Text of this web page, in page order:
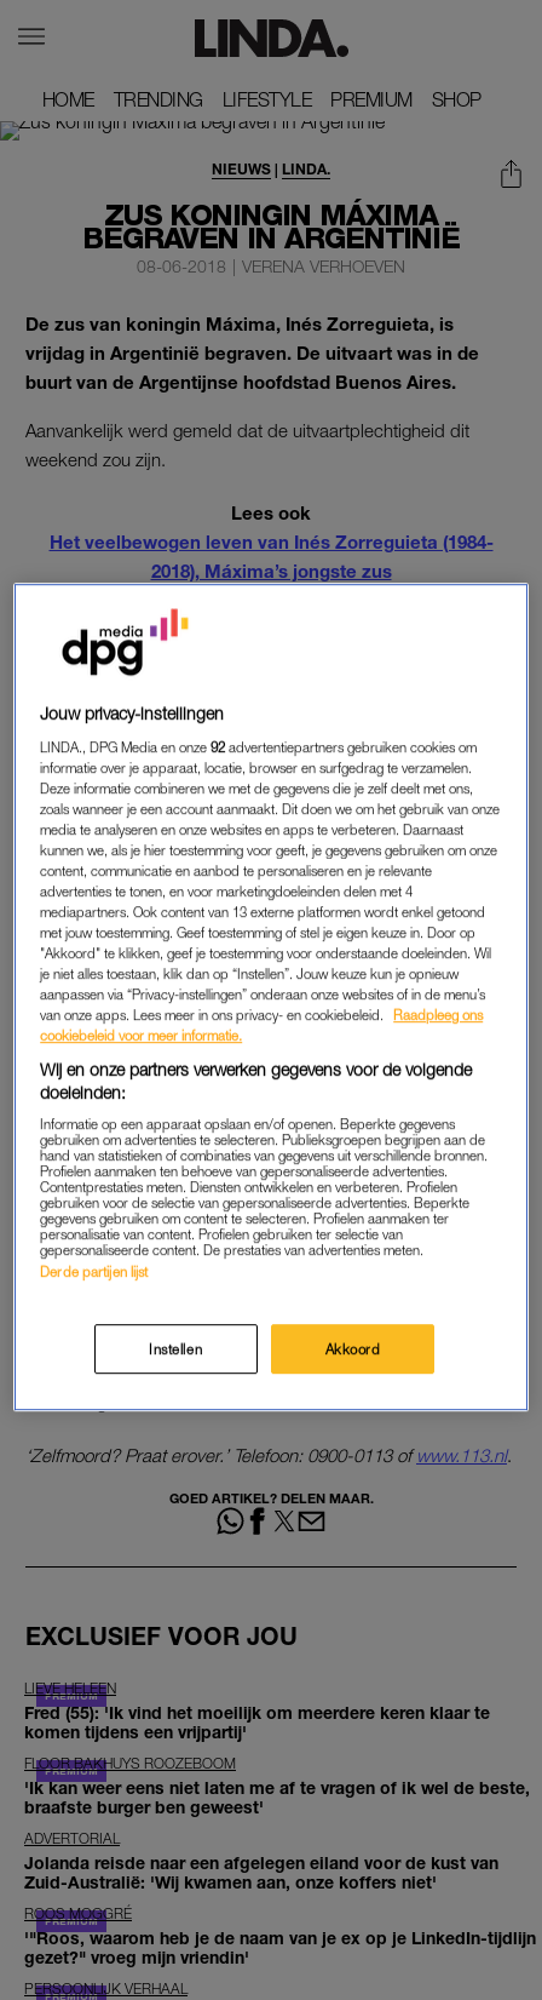
HOME
HOME TRENDING
TRENDING LIFESTYLE
LIFESTYLE PREMIUM
PREMIUM SHOP
SHOP
ZUS KONINGIN MÁXIMA
BEGRAVEN IN ARGENTINIË
NIEUWS | LINDA.
08-06-2018 | VERENA VERHOEVEN
De zus van koningin Máxima, Inés Zorreguieta, is
vrijdag in Argentinië begraven. De uitvaart was in de
buurt van de Argentijnse hoofdstad Buenos Aires.
Aanvankelijk werd gemeld dat de uitvaartplechtigheid dit
weekend zou zijn.
Lees ook
Het veelbewogen leven van Inés Zorreguieta (1984-
2018), Máxima’s jongste zus
FAMILIE
koning Willem-Alexander en de prinsessen Amalia, Alexia en
Ariane bij de uitvaart aanwezig. Op beelden van Argentijnse
zenders is te zien hoe de familie aankwam bij de
begraafplaats van Pilar, een stadje ten westen van Buenos
Aires. Daar ligt ook vader Jorge Zorreguieta begraven.
STAATSBEZOEK
Koning Willem-Alexander gaat na de begrafenis naar Letland
voor een staatsbezoek dat maandag begint. Daarna gaat de
koning naar Estland en Litouwen. Koningin Máxima zal hier
niet bij zijn.
Lees ook
Koninklijk gezin naar Argentinië voor uitvaart zusje van
Máxima
INÉS
Inés Zorreguieta (33), de peettante van prinses Ariane, werd
woensdag dood gevonden in de slaapkamer van haar
Argentijnse autoriteiten weten. Eerder meldde de
Rijksvoorlichtingsdienst (RVD) dat het vermoedelijk gaat om
‘Zelfmoord? Praat erover.’ Telefoon: 0900-0113 ofwww.113.nl.
GOED ARTIKEL? DELEN MAAR.
EXCLUSIEF VOOR JOU
LIEVE HELEEN
Fred (55): 'Ik vind het moeilijk om meerdere keren klaar te
komen tijdens een vrijpartij'
FLOOR BAKHUYS ROOZEBOOM
'Ik kan weer eens niet laten me af te vragen of ik wel de beste,
braafste burger ben geweest'
ADVERTORIAL
Jolanda reisde naar een afgelegen eiland voor de kust van
Zuid-Australië: 'Wij kwamen aan, onze koffers niet'
ROOS MOGGRÉ
'"Roos, waarom heb je de naam van je ex op je LinkedIn-tijdlijn
gezet?" vroeg mijn vriendin'
PERSOONLIJK VERHAAL
Jouw privacy-instellingen
LINDA., DPG Media en onze92 advertentiepartners gebruiken cookies om
informatie over je apparaat, locatie, browser en surfgedrag te verzamelen.
Deze informatie combineren we met de gegevens die je zelf deelt met ons,
zoals wanneer je een account aanmaakt. Dit doen we om het gebruik van onze
media te analyseren en onze websites en apps te verbeteren. Daarnaast
kunnen we, als je hier toestemming voor geeft, je gegevens gebruiken om onze
content, communicatie en aanbod te personaliseren en je relevante
advertenties te tonen, en voor marketingdoeleinden delen met 4
mediapartners. Ook content van 13 externe platformen wordt enkel getoond
met jouw toestemming. Geef toestemming of stel je eigen keuze in. Door op
"Akkoord" te klikken, geef je toestemming voor onderstaande doeleinden. Wil
je niet alles toestaan, klik dan op “Instellen”. Jouw keuze kun je opnieuw
aanpassen via “Privacy-instellingen” onderaan onze websites of in de menu’s
van onze apps. Lees meer in ons privacy- en cookiebeleid.
Raadpleeg ons
cookiebeleid voor meer informatie.
Wij en onze partners verwerken gegevens voor de volgende
doeleinden:
Informatie op een apparaat opslaan en/of openen. Beperkte gegevens
gebruiken om advertenties te selecteren. Publieksgroepen begrijpen aan de
hand van statistieken of combinaties van gegevens uit verschillende bronnen.
Profielen aanmaken ten behoeve van gepersonaliseerde advertenties.
Contentprestaties meten. Diensten ontwikkelen en verbeteren. Profielen
gebruiken voor de selectie van gepersonaliseerde advertenties. Beperkte
gegevens gebruiken om content te selecteren. Profielen aanmaken ter
personalisatie van content. Profielen gebruiken ter selectie van
gepersonaliseerde content. De prestaties van advertenties meten.
Derde partijen lijst
Instellen Akkoord